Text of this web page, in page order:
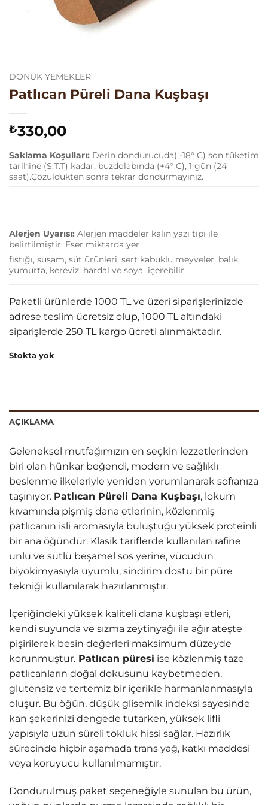
DONUK YEMEKLER
Patlıcan Püreli Dana Kuşbaşı
₺330,00
Saklama Koşulları: Derin dondurucuda( -18° C) son tüketim
tarihine (S.T.T) kadar, buzdolabında (+4° C), 1 gün (24
saat).Çözüldükten sonra tekrar dondurmayınız.
Alerjen Uyarısı: Alerjen maddeler kalın yazı tipi ile
belirtilmiştir. Eser miktarda yer
fıstığı, susam, süt ürünleri, sert kabuklu meyveler, balık,
yumurta, kereviz, hardal ve soya içerebilir.
Paketli ürünlerde 1000 TL ve üzeri siparişlerinizde
adrese teslim ücretsiz olup, 1000 TL altındaki
siparişlerde 250 TL kargo ücreti alınmaktadır.
Stokta yok
AÇIKLAMA
Geleneksel mutfağımızın en seçkin lezzetlerinden
biri olan hünkar beğendi, modern ve sağlıklı
beslenme ilkeleriyle yeniden yorumlanarak sofranıza
taşınıyor. Patlıcan Püreli Dana Kuşbaşı, lokum
kıvamında pişmiş dana etlerinin, közlenmiş
patlıcanın isli aromasıyla buluştuğu yüksek proteinli
bir ana öğündür. Klasik tariflerde kullanılan rafine
unlu ve sütlü beşamel sos yerine, vücudun
biyokimyasıyla uyumlu, sindirim dostu bir püre
tekniği kullanılarak hazırlanmıştır.
İçeriğindeki yüksek kaliteli dana kuşbaşı etleri,
kendi suyunda ve sızma zeytinyağı ile ağır ateşte
pişirilerek besin değerleri maksimum düzeyde
korunmuştur. Patlıcan püresi ise közlenmiş taze
patlıcanların doğal dokusunu kaybetmeden,
glutensiz ve tertemiz bir içerikle harmanlanmasıyla
oluşur. Bu öğün, düşük glisemik indeksi sayesinde
kan şekerinizi dengede tutarken, yüksek lifli
yapısıyla uzun süreli tokluk hissi sağlar. Hazırlık
sürecinde hiçbir aşamada trans yağ, katkı maddesi
veya koruyucu kullanılmamıştır.
Dondurulmuş paket seçeneğiyle sunulan bu ürün,